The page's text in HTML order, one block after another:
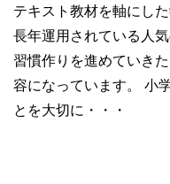
テキスト教材を軸にし
長年運用されている人
習慣作りを進めていき
容になっています。 小
とを大切に・・・